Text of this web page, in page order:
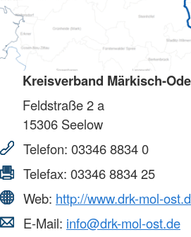
Kreisverband Märkisch-
Feldstraße 2 a
15306 Seelow
Telefon: 03346 8834 0
Telefax: 03346 8834 25
Web: http://www.drk-mol-
E-Mail: info@drk-mol-ost.de